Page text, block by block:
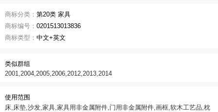
商标分类： 第20类 家具
商标编号： 0201513013836
商标类型： 中文+英文
类似群组
2001,2004,2005,2006,2012,2013,2014
使用范围
床,床垫,沙发,家具,家具用非金属附件,门用非金属附件,画框,软木工艺品,枕